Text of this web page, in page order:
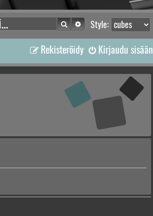
Style:
Etsi Tarkennettu haku
Kirjaudu sisään
Rekisteröidy